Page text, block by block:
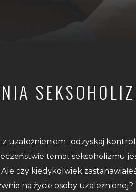
z uzależnieniem i odzyskaj
temat seksoholizmu
czy kiedykolwiek
na życie osoby uzależnionej?